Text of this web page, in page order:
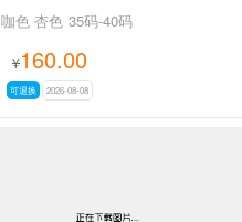
咖色 杏色 35码-40码
¥160.00
可退换 2026-08-08